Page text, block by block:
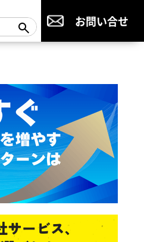
お問い合せ